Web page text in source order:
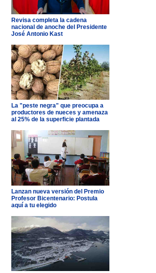
Revisa completa la cadena
nacional de anoche del Presidente
José Antonio Kast
La "peste negra" que preocupa a
productores de nueces y amenaza
al 25% de la superficie plantada
Lanzan nueva versión del Premio
Profesor Bicentenario: Postula
aquí a tu elegido